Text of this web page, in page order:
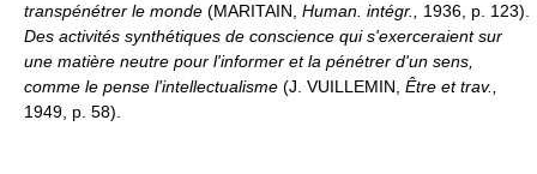
transpénétrer le monde (MARITAIN, Human. intégr., 1936, p. 123).
Des activités synthétiques de conscience qui s'exerceraient sur
une matière neutre pour l'informer et la pénétrer d'un sens,
comme le pense l'intellectualisme (J. VUILLEMIN, Être et trav.,
1949, p. 58).